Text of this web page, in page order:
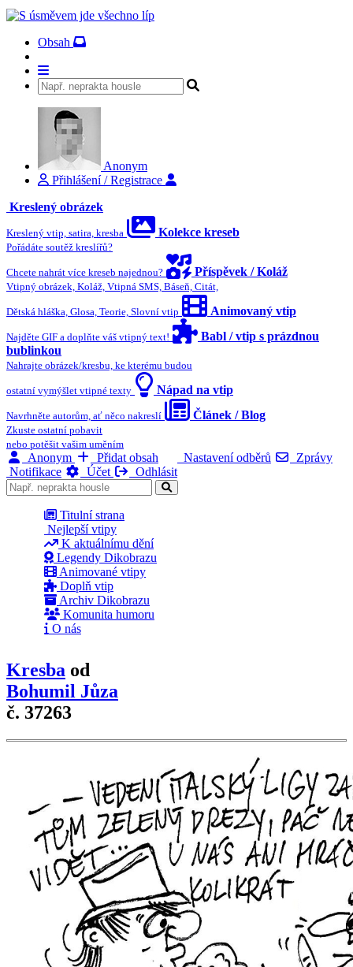
Obsah
Anonym
Přihlášení / Registrace
Kreslený obrázek
Kreslený vtip, satira, kresba Kolekce kreseb
Pořádáte soutěž kreslířů?
Chcete nahrát více kreseb najednou? Příspěvek / Koláž
Vtipný obrázek, Koláž, Vtipná SMS, Báseň, Citát,
Dětská hláška, Glosa, Teorie, Slovní vtip Animovaný vtip
Najděte GIF a doplňte váš vtipný text!
Babl / vtip s prázdnou
bublinkou
Nahrajte obrázek/kresbu, ke kterému budou
ostatní vymýšlet vtipné texty Nápad na vtip
Navrhněte autorům, ať něco nakreslí Článek / Blog
Zkuste ostatní pobavit
nebo potěšit vašim uměním
Anonym Přidat obsah Nastavení odběrů
Zprávy
Notifikace
Účet Odhlásit
Titulní strana
Nejlepší vtipy
K aktuálnímu dění
Legendy Dikobrazu
Animované vtipy
Doplň vtip
Archiv Dikobrazu
Komunita humoru
O nás
Kresba od
Bohumil Jůza
č. 37263